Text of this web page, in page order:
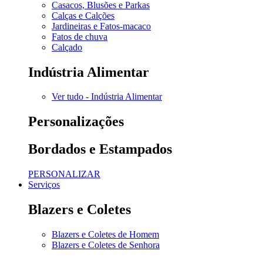
Casacos, Blusões e Parkas
Calças e Calções
Jardineiras e Fatos-macaco
Fatos de chuva
Calçado
Indústria Alimentar
Ver tudo - Indústria Alimentar
Personalizações
Bordados e Estampados
PERSONALIZAR
Serviços
Blazers e Coletes
Blazers e Coletes de Homem
Blazers e Coletes de Senhora